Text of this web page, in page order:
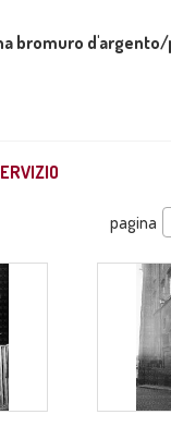
bromuro
pagina